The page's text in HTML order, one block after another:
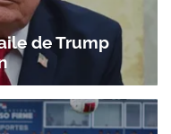
de Trump